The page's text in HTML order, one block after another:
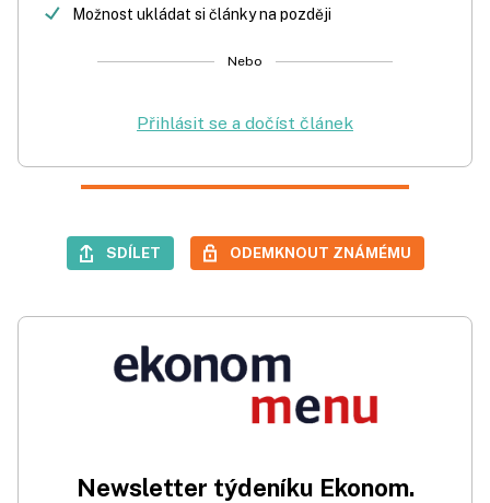
Možnost ukládat si články na později
Nebo
Přihlásit se a dočíst článek
SDÍLET ODEMKNOUT ZNÁMÉMU
Newsletter týdeníku Ekonom.